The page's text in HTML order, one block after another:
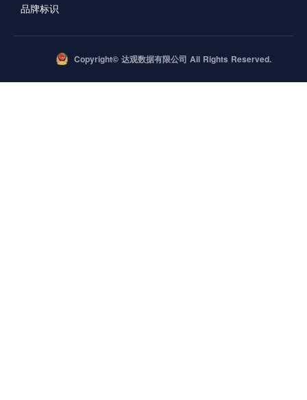
品牌标识
Copyright© 达观数据有限公司 All Rights Reserved.